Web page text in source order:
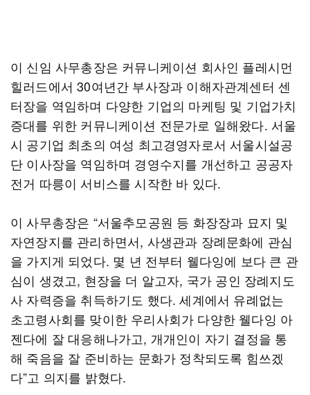
이 신임 사무총장은 커뮤니케이션 회사인 플레시먼
힐러드에서 30여년간 부사장과 이해자관계센터 센
터장을 역임하며 다양한 기업의 마케팅 및 기업가치
증대를 위한 커뮤니케이션 전문가로 일해왔다. 서울
시 공기업 최초의 여성 최고경영자로서 서울시설공
단 이사장을 역임하며 경영수지를 개선하고 공공자
전거 따릉이 서비스를 시작한 바 있다.
이 사무총장은 “서울추모공원 등 화장장과 묘지 및
자연장지를 관리하면서, 사생관과 장례문화에 관심
을 가지게 되었다. 몇 년 전부터 웰다잉에 보다 큰 관
심이 생겼고, 현장을 더 알고자, 국가 공인 장례지도
사 자력증을 취득하기도 했다. 세계에서 유례없는
초고령사회를 맞이한 우리사회가 다양한 웰다잉 아
젠다에 잘 대응해나가고, 개개인이 자기 결정을 통
해 죽음을 잘 준비하는 문화가 정착되도록 힘쓰겠
다”고 의지를 밝혔다.